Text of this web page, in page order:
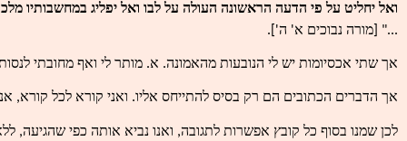
ואל יחליט על פי הדעה הראשונה העולה על לבו ואל יפליג במחשבותיו
..." [מורה נבוכים א' ה'].
אך שתי אכסיומות יש לי הנובעות מהאמונה. א. מותר לי ואף מחובתי
אך הדברים הכתובים הם רק בסיס להתייחס אליו. ואני קורא לכל
לכן שמנו בסוף כל קובץ אפשרות לתגובה, ואנו נביא אותה כפי שהגיעה,